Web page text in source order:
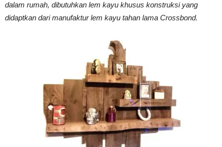
dalam rumah, dibutuhkan lem kayu khusus konstruksi yang
didaptkan dari manufaktur lem kayu tahan lama Crossbond.